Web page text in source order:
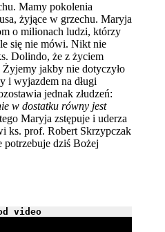
Mamy pokolenia
żyjące w grzechu. Maryja
o milionach ludzi, którzy
się nie mówi. Nikt nie
Dolindo, że z życiem
jakby nie dotyczyło
i wyjazdem na długi
jednak złudzeń:
w dostatku równy jest
Maryja zstępuje i uderza
ks. prof. Robert Skrzypczak
potrzebuje dziś Bożej
video